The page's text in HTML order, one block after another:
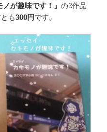
ノが趣味です！』の2作品
も300円です。